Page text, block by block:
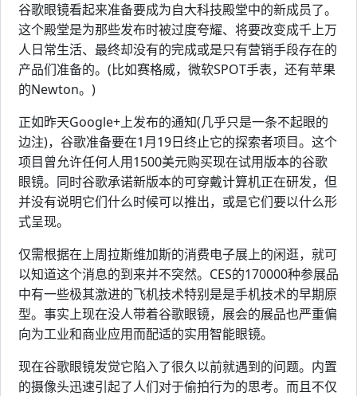
谷歌眼镜看起来准备要成为自大科技殿堂中的新成员了。
这个殿堂是为那些发布时被过度夸耀、将要改变成千上万
人日常生活、最终却没有的完成或是只有营销手段存在的
产品们准备的。(比如赛格威，微软SPOT手表，还有苹果
的Newton。)
正如昨天Google+上发布的通知(几乎只是一条不起眼的
边注)，谷歌准备要在1月19日终止它的探索者项目。这个
项目曾允许任何人用1500美元购买现在试用版本的谷歌
眼镜。同时谷歌承诺新版本的可穿戴计算机正在研发，但
并没有说明它们什么时候可以推出，或是它们要以什么形
式呈现。
仅需根据在上周拉斯维加斯的消费电子展上的闲逛，就可
以知道这个消息的到来并不突然。CES的170000种参展品
中有一些极其激进的飞机技术特别是是手机技术的早期原
型。事实上现在没人带着谷歌眼镜，展会的展品也严重偏
向为工业和商业应用而配适的实用智能眼镜。
现在谷歌眼镜发觉它陷入了很久以前就遇到的问题。内置
的摄像头迅速引起了人们对于偷拍行为的思考。而且不仅